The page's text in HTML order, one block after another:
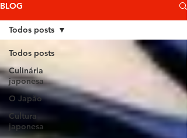
BLOG
Todos posts
Culinária
japonesa
O Japão
Cultura
japonesa
Todos posts